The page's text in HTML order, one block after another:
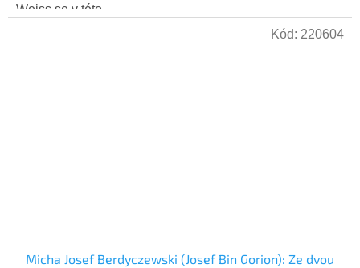
Weiss se v této...
Micha Josef Berdyczewski (Josef Bin Gorion): Ze dvou
Kód: 220604